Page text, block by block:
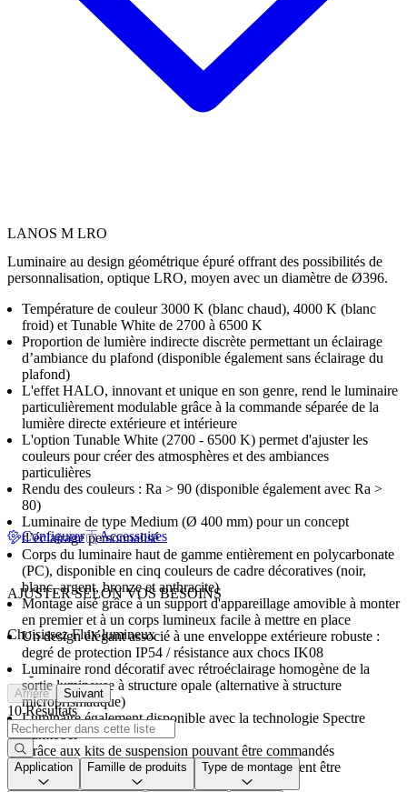
LANOS M LRO
Luminaire au design géométrique épuré offrant des possibilités de
personnalisation, optique LRO, moyen avec un diamètre de Ø396.
Température de couleur 3000 K (blanc chaud), 4000 K (blanc
froid) et Tunable White de 2700 à 6500 K
Proportion de lumière indirecte discrète permettant un éclairage
d’ambiance du plafond (disponible également sans éclairage du
plafond)
L'effet HALO, innovant et unique en son genre, rend le luminaire
particulièrement modulable grâce à la commande séparée de la
lumière directe extérieure et intérieure
L'option Tunable White (2700 - 6500 K) permet d'ajuster les
couleurs pour créer des atmosphères et des ambiances
particulières
Rendu des couleurs : Ra > 90 (disponible également avec Ra >
80)
Luminaire de type Medium (Ø 400 mm) pour un concept
d’éclairage personnalisé
Corps du luminaire haut de gamme entièrement en polycarbonate
(PC), disponible en cinq couleurs de cadre décoratives (noir,
blanc, argent, bronze et anthracite)
Montage aisé grâce à un support d'appareillage amovible à monter
en premier et à un corps lumineux facile à mettre en place
Un design élégant associé à une enveloppe extérieure robuste :
degré de protection IP54 / résistance aux chocs IK08
Luminaire rond décoratif avec rétroéclairage homogène de la
sortie lumineuse à structure opale (alternative à structure
microprismatique)
Luminaire également disponible avec la technologie Spectre
Zumtobel
Grâce aux kits de suspension pouvant être commandés
séparément, les appliques et les plafonniers peuvent être
suspendus à l'aide d'une tige
Configurer Accessoires
AJUSTER SELON VOS BESOINS
Choisissez Flux lumineux
-
Arrière Suivant
10 Résultats
Application Famille de produits Type de montage